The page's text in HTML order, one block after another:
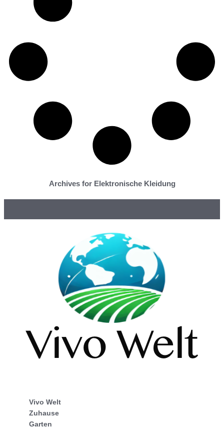
Archives for Elektronische Kleidung
Vivo Welt
Zuhause
Garten